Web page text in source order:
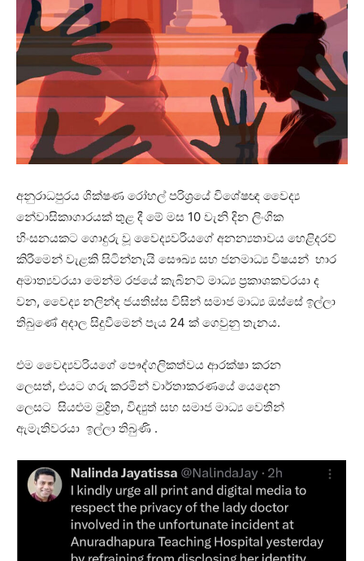
අනුරාධපුරය ශික්ෂණ රෝහල් පරිශ්‍රයේ විශේෂඥ වෛද්‍ය
නේවාසිකාගාරයක් තුළ දී මේ මස 10 වැනි දින ලිංගික
හිංසනයකට ගොදුරු වූ වෛද්‍යවරියගේ අනන්‍යතාවය හෙළිදරව්
කිරීමෙන් වැළකි සිටින්නැයි සෞඛ්‍ය සහ ජනමාධ්‍ය විෂයන් භාර
අමාත්‍යවරයා මෙන්ම රජයේ කැබිනට් මාධ්‍ය ප්‍රකාශකවරයා ද
වන, වෛද්‍ය නලින්ද ජයතිස්ස විසින් සමාජ මාධ්‍ය ඔස්සේ ඉල්ලා
තිබුණේ අදාල සිදුවීමෙන් පැය 24 ක් ගෙවුනු තැනය.
එම වෛද්‍යවරියගේ පෞද්ගලිකත්වය ආරක්ෂා කරන
ලෙසත්, එයට ගරු කරමින් වාර්තාකරණයේ යෙදෙන
ලෙසට සියළුම මුද්‍රිත, විද්‍යුත් සහ සමාජ මාධ්‍ය වෙතින්
ඇමැතිවරයා ඉල්ලා තිබුණි .